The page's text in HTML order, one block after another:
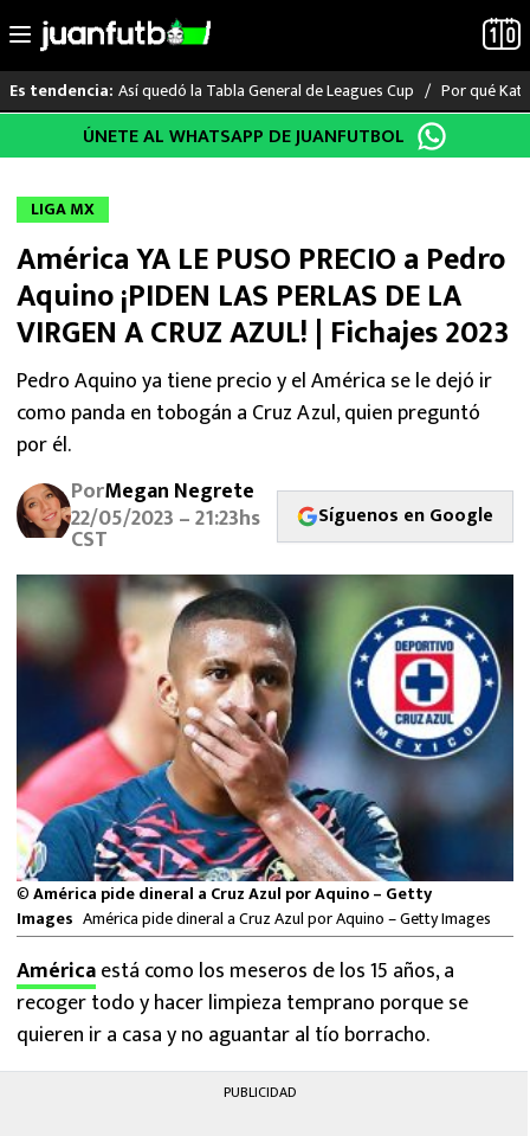
al
Es tendencia: Así quedó la Tabla General de Leagues Cup Por qué
LO ÚLTIMO
LIGA MX
RAYADOS
PUMAS
ATLANTE
SELECCIÓN MEXICANA
FUTBOL INTERNACIONAL
MEXICANOS EN EL EXTRANJERO
FUTBOL ESTUFA
FÓRMULA 1
LIGA MX
NFL
ÚNETE AL WHATSAPP DE JUANFUTBOL
LIGA MX
América YA LE PUSO PRECIO a Pedro
Aquino ¡PIDEN LAS PERLAS DE LA
VIRGEN A CRUZ AZUL! | Fichajes 2023
Pedro Aquino ya tiene precio y el América se le dejó ir
como panda en tobogán a Cruz Azul, quien preguntó
por él.
PorMegan Negrete
22/05/2023 – 21:23hs
CST
Síguenos en Google
©América pide dineral a Cruz Azul por Aquino – Getty
Images América pide dineral a Cruz Azul por Aquino – Getty Images
Américaestá como los meseros de los 15 años, a
recoger todo y hacer limpieza temprano porque se
quieren ir a casa y no aguantar al tío borracho.
PUBLICIDAD